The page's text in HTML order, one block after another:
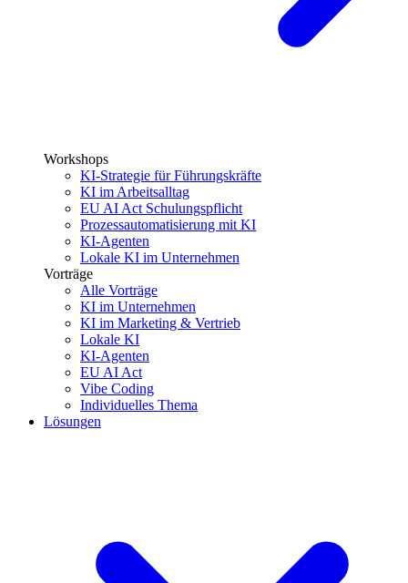
Workshops
KI-Strategie für Führungskräfte
KI im Arbeitsalltag
EU AI Act Schulungspflicht
Prozessautomatisierung mit KI
KI-Agenten
Lokale KI im Unternehmen
Vorträge
Alle Vorträge
KI im Unternehmen
KI im Marketing & Vertrieb
Lokale KI
KI-Agenten
EU AI Act
Vibe Coding
Individuelles Thema
Lösungen